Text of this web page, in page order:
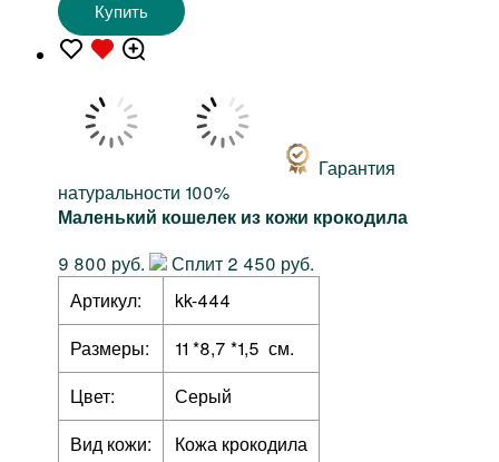
Купить
Гарантия
натуральности 100%
Маленький кошелек из кожи крокодила
9 800 руб.
Сплит 2 450 руб.
Артикул:
kk-444
Размеры:
11 *8,7 *1,5 см.
Цвет:
Серый
Вид кожи:
Кожа крокодила